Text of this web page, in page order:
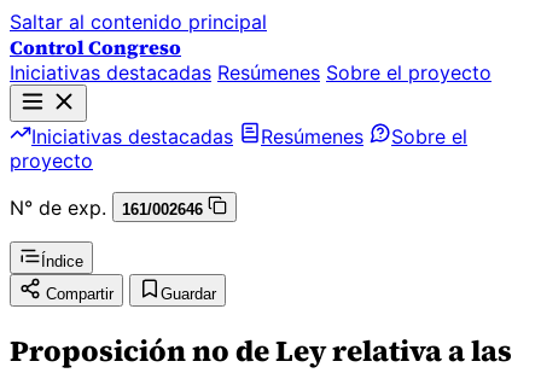
Saltar al contenido principal
Control Congreso
Iniciativas destacadas Resúmenes Sobre el proyecto
Iniciativas destacadas Resúmenes
Sobre el
proyecto
N° de exp.
161/002646
Índice
Compartir
Guardar
Proposición no de Ley relativa a las